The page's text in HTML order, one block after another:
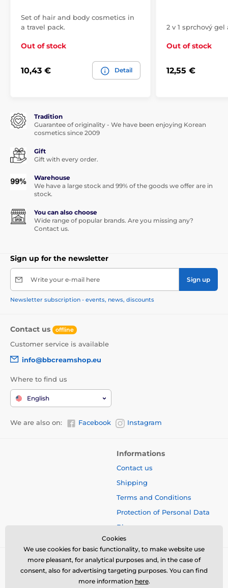
Set of hair and body cosmetics in
a travel pack.
Out of stock
10,43 € Detail
2 v 1 sprchový
Out of stock
12,55 €
Tradition
Guarantee of originality - We have been enjoying Korean
cosmetics since 2009
Gift
Gift with every order.
Warehouse
We have a large stock and 99% of the goods we offer are in
stock.
You can also choose
Wide range of popular brands. Are you missing any?
Contact us.
Sign up for the newsletter
Write your e-mail here Sign up
Newsletter subscription - events, news, discounts
Contact us offline
Customer service is available
info@bbcreamshop.eu
Where to find us
English
We are also on: Facebook Instagram
Informations
Contact us
Shipping
Terms and Conditions
Protection of Personal Data
Blog
Cookies
We use cookies for basic functionality, to make website use
more pleasant, for analytical purposes and, in the case of
consent, also for advertising targeting purposes. You can find
more information here.